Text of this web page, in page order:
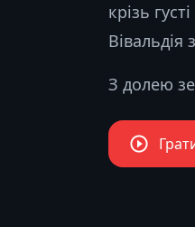
крізь
З долею